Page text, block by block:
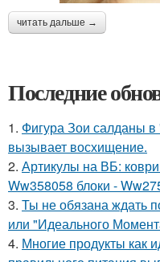
читать дальше →
Последние
1. Фигура Зои салданы в
вызывает восхищение.
2. Артикулы на ВБ:
Ww358058 блоки -
3. Ты не обязана ждать
или "Идеального
4. Многие продукты как